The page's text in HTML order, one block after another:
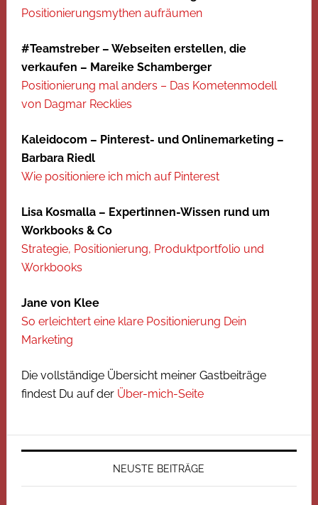
Positionierungsmythen aufräumen
#Teamstreber – Webseiten erstellen, die
verkaufen – Mareike Schamberger
Positionierung mal anders – Das Kometenmodell
von Dagmar Recklies
Kaleidocom – Pinterest- und Onlinemarketing –
Barbara Riedl
Wie positioniere ich mich auf Pinterest
Lisa Kosmalla – Expertinnen-Wissen rund um
Workbooks & Co
Strategie, Positionierung, Produktportfolio und
Workbooks
Jane von Klee
So erleichtert eine klare Positionierung Dein
Marketing
Die vollständige Übersicht meiner Gastbeiträge
findest Du auf der Über-mich-Seite
NEUSTE BEITRÄGE